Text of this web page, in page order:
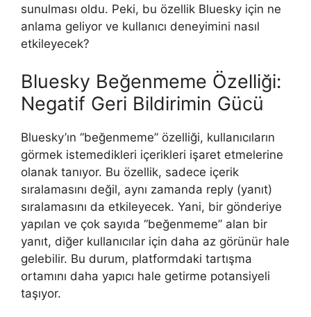
sunulması oldu. Peki, bu özellik Bluesky için ne
anlama geliyor ve kullanıcı deneyimini nasıl
etkileyecek?
Bluesky Beğenmeme Özelliği:
Negatif Geri Bildirimin Gücü
Bluesky’ın “beğenmeme” özelliği, kullanıcıların
görmek istemedikleri içerikleri işaret etmelerine
olanak tanıyor. Bu özellik, sadece içerik
sıralamasını değil, aynı zamanda reply (yanıt)
sıralamasını da etkileyecek. Yani, bir gönderiye
yapılan ve çok sayıda “beğenmeme” alan bir
yanıt, diğer kullanıcılar için daha az görünür hale
gelebilir. Bu durum, platformdaki tartışma
ortamını daha yapıcı hale getirme potansiyeli
taşıyor.